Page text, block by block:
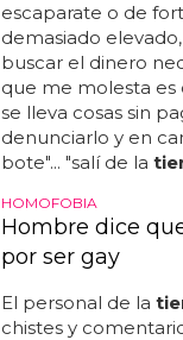
escaparate o de
demasiado
buscar el dinero
que me molesta
se lleva cosas sin
denunciarlo y en
bote"... "salí de la
HOMOFOBIA
Hombre dice
por ser gay
El personal de la
chistes y